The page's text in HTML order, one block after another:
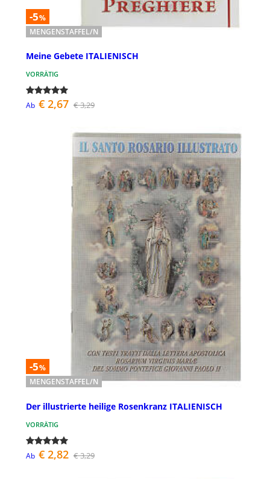
-5%
MENGENSTAFFEL/N
Meine Gebete ITALIENISCH
VORRÄTIG
Ab € 2,67 € 3,29
-5%
MENGENSTAFFEL/N
Der illustrierte heilige Rosenkranz ITALIENISCH
VORRÄTIG
Ab € 2,82 € 3,29